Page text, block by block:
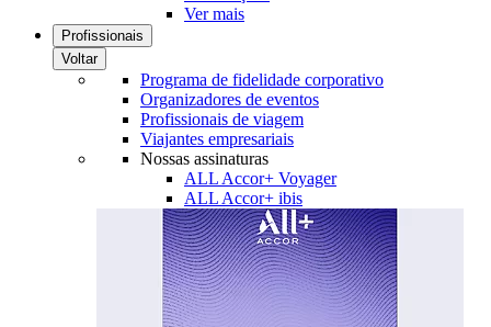
Ver mais
Profissionais
Voltar
Programa de fidelidade corporativo
Organizadores de eventos
Profissionais de viagem
Viajantes empresariais
Nossas assinaturas
ALL Accor+ Voyager
ALL Accor+ ibis